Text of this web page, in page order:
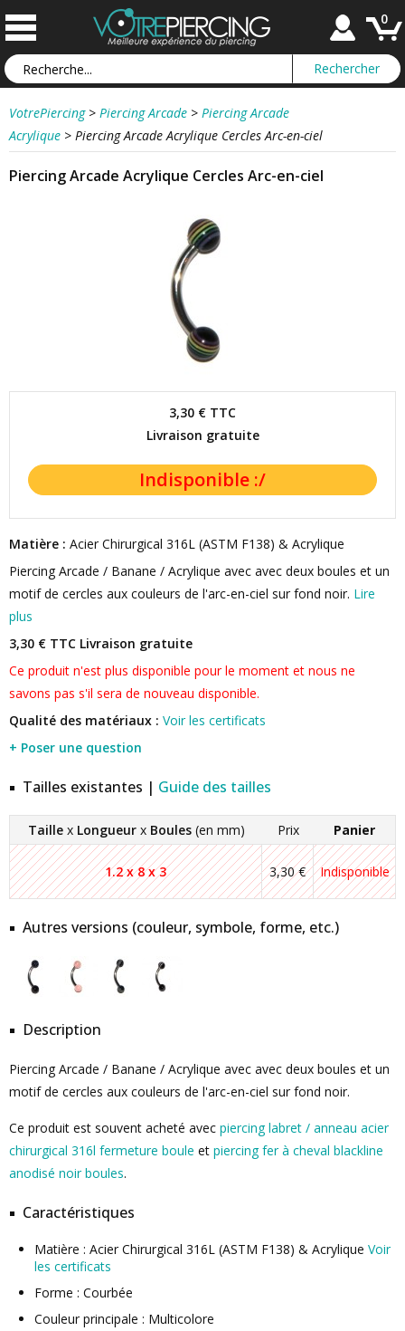
0
VotrePiercing > Piercing Arcade > Piercing Arcade
Acrylique > Piercing Arcade Acrylique Cercles Arc-en-ciel
Piercing Arcade Acrylique Cercles Arc-en-ciel
3,30 € TTC
Livraison gratuite
Matière : Acier Chirurgical 316L (ASTM F138) & Acrylique
Piercing Arcade / Banane / Acrylique avec avec deux boules et un
motif de cercles aux couleurs de l'arc-en-ciel sur fond noir. Lire
plus
3,30 € TTC Livraison gratuite
Ce produit n'est plus disponible pour le moment et nous ne
savons pas s'il sera de nouveau disponible.
Qualité des matériaux : Voir les certificats
+ Poser une question
Tailles existantes | Guide des tailles
Taille x Longueur x Boules (en mm) Prix Panier
1.2 x 8 x 3 3,30 € Indisponible
Autres versions (couleur, symbole, forme, etc.)
Description
Piercing Arcade / Banane / Acrylique avec avec deux boules et un
motif de cercles aux couleurs de l'arc-en-ciel sur fond noir.
Ce produit est souvent acheté avec piercing labret / anneau acier
chirurgical 316l fermeture boule et piercing fer à cheval blackline
anodisé noir boules.
Caractéristiques
Matière : Acier Chirurgical 316L (ASTM F138) & Acrylique Voir
les certificats
Forme : Courbée
Couleur principale : Multicolore